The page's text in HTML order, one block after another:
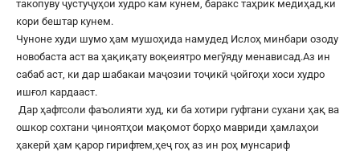
такопуву ҷустуҷуҳои худро кам кунем, баракс таҳрик медиҳад,ки
кори бештар кунем.
Чуноне худи шумо ҳам мушоҳида намудед Ислоҳ минбари озоду
новобаста аст ва ҳақиқату воқеиятро мегӯяду менависад.Аз ин
сабаб аст, ки дар шабакаи маҷозии тоҷикӣ ҷойгоҳи хоси худро
ишғол кардааст.
Дар ҳафтсоли фаъолияти худ, ки ба хотири гуфтани сухани ҳақ ва
ошкор сохтани ҷиноятҳои мақомот борҳо мавриди ҳамлаҳои
ҳакерӣ ҳам қарор гирифтем,ҳеҷ гоҳ аз ин роҳ мунсариф